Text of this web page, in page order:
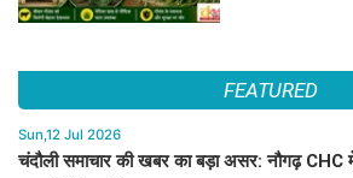
FEATURED
Sun,12 Jul 2026
चंदौली समाचार की खबर का बड़ा असर: नौगढ़